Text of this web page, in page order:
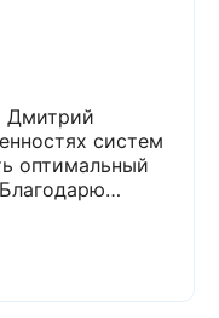
Дмитрий
систем
оптимальный
монтаж